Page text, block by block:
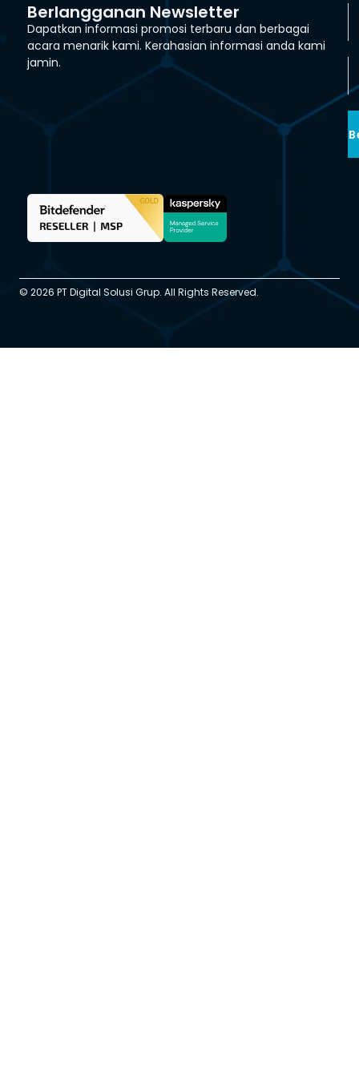
Berlangganan Newsletter
Dapatkan informasi promosi terbaru dan berbagai
acara menarik kami. Kerahasian informasi anda kami
jamin.
© 2026 PT Digital Solusi Grup. All Rights Reserved.